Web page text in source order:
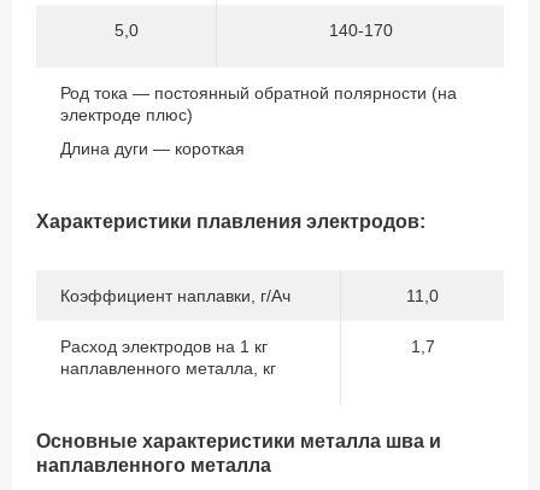
5,0 140-170
Род тока — постоянный обратной полярности (на
электроде плюс)
Длина дуги — короткая
Характеристики плавления электродов:
Коэффициент наплавки, г/Ач 11,0
Расход электродов на 1 кг
наплавленного металла, кг
1,7
Основные характеристики металла шва и
наплавленного металла